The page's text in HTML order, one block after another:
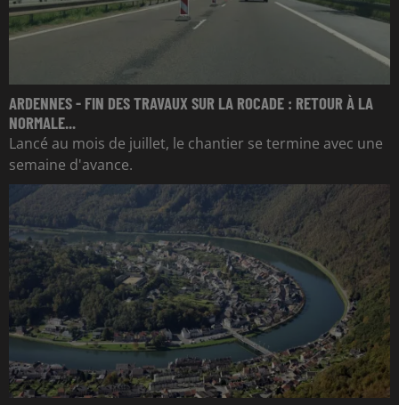
ARDENNES - FIN DES TRAVAUX SUR LA ROCADE : RETOUR À LA
NORMALE...
Lancé au mois de juillet, le chantier se termine avec une
semaine d'avance.